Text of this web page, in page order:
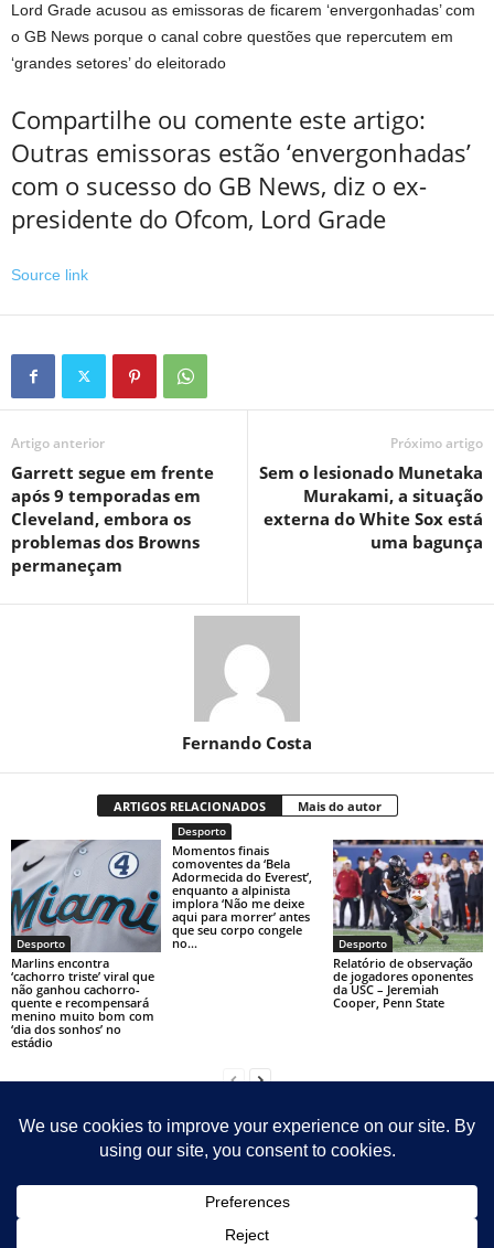
Lord Grade acusou as emissoras de ficarem ‘envergonhadas’ com
o GB News porque o canal cobre questões que repercutem em
‘grandes setores’ do eleitorado
Compartilhe ou comente este artigo:
Outras emissoras estão ‘envergonhadas’
com o sucesso do GB News, diz o ex-
presidente do Ofcom, Lord Grade
Source link
Artigo anterior
Garrett segue em frente
após 9 temporadas em
Cleveland, embora os
problemas dos Browns
permaneçam
Próximo artigo
Sem o lesionado Munetaka
Murakami, a situação
externa do White Sox está
uma bagunça
Fernando Costa
ARTIGOS RELACIONADOS Mais do autor
Desporto
Marlins encontra
‘cachorro triste’ viral que
não ganhou cachorro-
quente e recompensará
menino muito bom com
‘dia dos sonhos’ no
estádio
Desporto
Momentos finais
comoventes da ‘Bela
Adormecida do Everest’,
enquanto a alpinista
implora ‘Não me deixe
aqui para morrer’ antes
que seu corpo congele
no...
Desporto
Relatório de observação
de jogadores oponentes
da USC – Jeremiah
Cooper, Penn State